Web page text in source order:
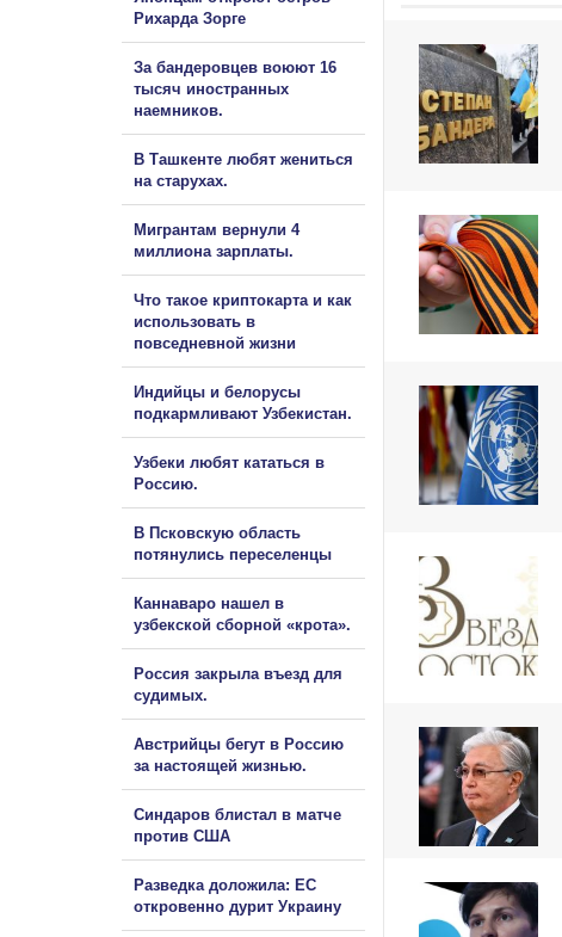
Рихарда Зорге
За бандеровцев воюют 16
тысяч иностранных
наемников.
В Ташкенте любят жениться
на старухах.
Мигрантам вернули 4
миллиона зарплаты.
Что такое криптокарта и как
использовать в
повседневной жизни
Индийцы и белорусы
подкармливают Узбекистан.
Узбеки любят кататься в
Россию.
В Псковскую область
потянулись переселенцы
Каннаваро нашел в
узбекской сборной «крота».
Россия закрыла въезд для
судимых.
Австрийцы бегут в Россию
за настоящей жизнью.
Синдаров блистал в матче
против США
Разведка доложила: ЕС
откровенно дурит Украину